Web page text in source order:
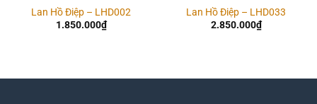
Lan Hồ Điệp – LHD002
1.850.000₫
Lan Hồ Điệp – LHD033
2.850.000₫